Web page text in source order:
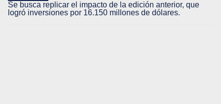
Se busca replicar el impacto de la edición anterior, que
logró inversiones por 16.150 millones de dólares.